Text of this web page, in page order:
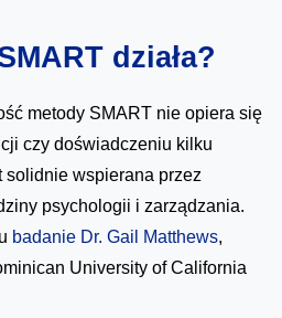
działa?
metody SMART nie opiera się
czy doświadczeniu kilku
solidnie wspierana przez
psychologii i zarządzania.
badanie Dr. Gail Matthews,
University of California